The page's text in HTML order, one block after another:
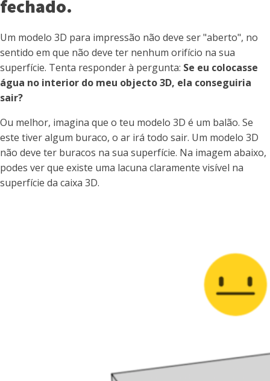
fechado.
Um modelo 3D para impressão não deve ser "aberto", no
sentido em que não deve ter nenhum orifício na sua
superfície. Tenta responder à pergunta: Se eu colocasse
água no interior do meu objecto 3D, ela conseguiria
sair?
Ou melhor, imagina que o teu modelo 3D é um balão. Se
este tiver algum buraco, o ar irá todo sair. Um modelo 3D
não deve ter buracos na sua superfície. Na imagem abaixo,
podes ver que existe uma lacuna claramente visível na
superfície da caixa 3D.